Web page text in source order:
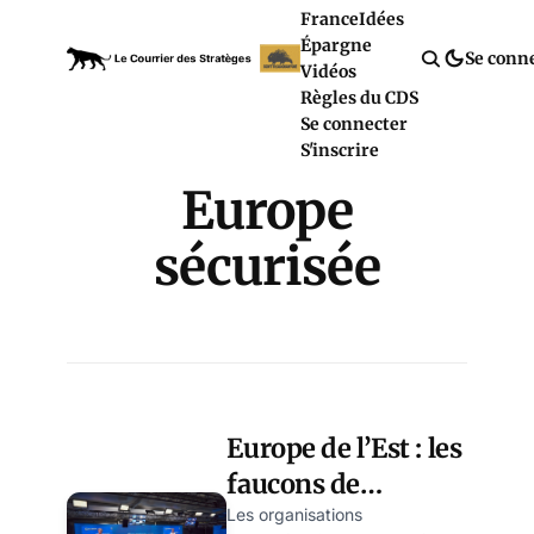
FranceIdées
Épargne
Vidéos
Règles du CDS
Se connecter
S'inscrire
Se
Europe
sécurisée
Europe de l’Est : les
faucons de
Washington
Les organisations